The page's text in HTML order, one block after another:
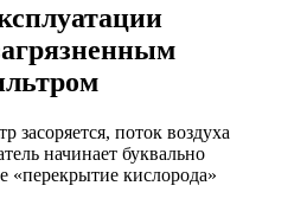
засоряется, поток воздуха
начинает буквально
«перекрытие кислорода»